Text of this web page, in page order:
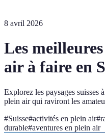
8 avril 2026
Les
air à faire en
Explorez les paysages suisses
plein air qui raviront les
#Suisse#activités en plein air#
durable#aventures en plein air